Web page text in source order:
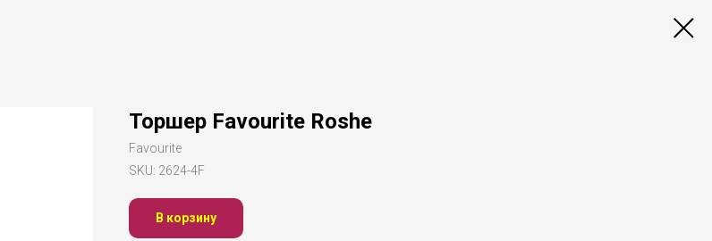
Торшер Favourite Roshe
Favourite
SKU: 2624-4F
В корзину